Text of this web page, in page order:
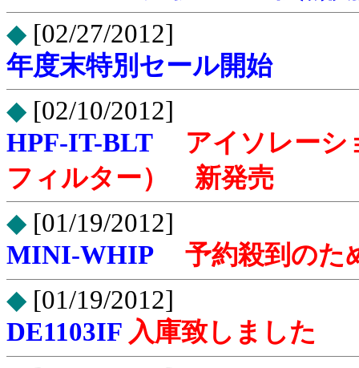
◆ [02/27/2012]
年度末特別セール開始
◆ [02/10/2012]
HPF-IT-BLT アイソレーシ
フィルター） 新発売
◆ [01/19/2012]
MINI-WHIP 予約殺到のた
◆ [01/19/2012]
DE1103IF 入庫致しました